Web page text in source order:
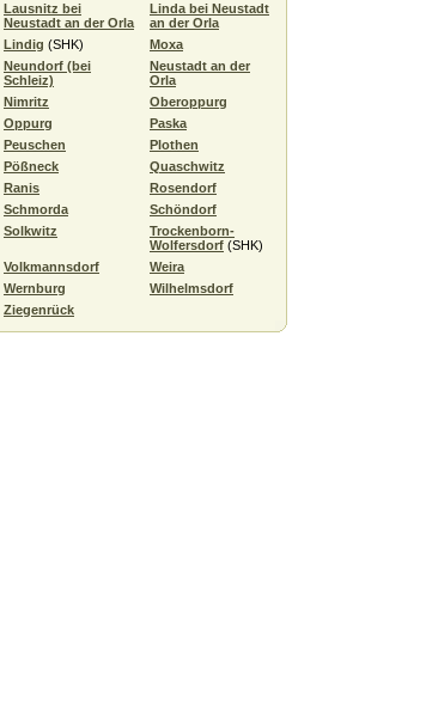
Lausnitz bei
Neustadt an der Orla
Linda bei Neustadt
an der Orla
Lindig (SHK)
Moxa
Neundorf (bei
Schleiz)
Neustadt an der
Orla
Nimritz
Oberoppurg
Oppurg
Paska
Peuschen
Plothen
Pößneck
Quaschwitz
Ranis
Rosendorf
Schmorda
Schöndorf
Solkwitz
Trockenborn-
Wolfersdorf (SHK)
Volkmannsdorf
Weira
Wernburg
Wilhelmsdorf
Ziegenrück